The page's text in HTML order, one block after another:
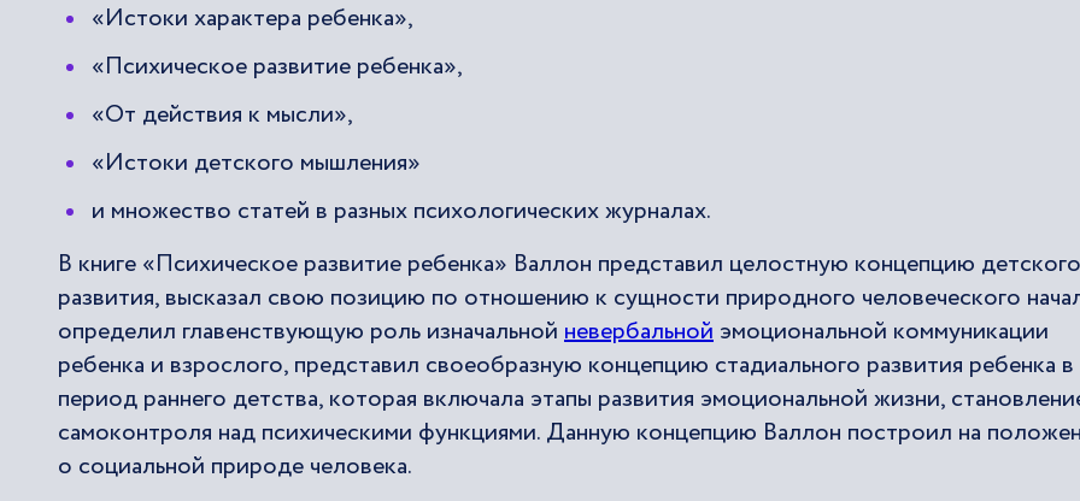
«Истоки характера ребенка»,
«Психическое развитие ребенка»,
«От действия к мысли»,
«Истоки детского мышления»
и множество статей в разных психологических журналах.
В книге «Психическое развитие ребенка» Валлон представил целостную концепцию детского
развития, высказал свою позицию по отношению к сущности природного человеческого
определил главенствующую роль изначальной невербальной эмоциональной коммуникации
ребенка и взрослого, представил своеобразную концепцию стадиального развития ребенка в
период раннего детства, которая включала этапы развития эмоциональной жизни,
самоконтроля над психическими функциями. Данную концепцию Валлон построил на
о социальной природе человека.